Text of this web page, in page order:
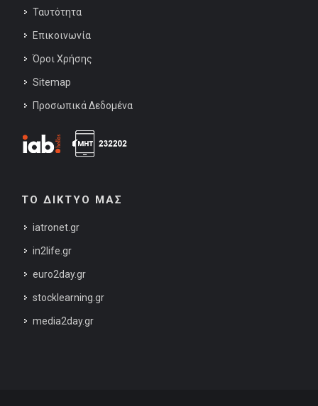
Ταυτότητα
Επικοινωνία
Όροι Χρήσης
Sitemap
Προσωπικά Δεδομένα
ΤΟ ΔΙΚΤΥΟ ΜΑΣ
iatronet.gr
in2life.gr
euro2day.gr
stocklearning.gr
media2day.gr